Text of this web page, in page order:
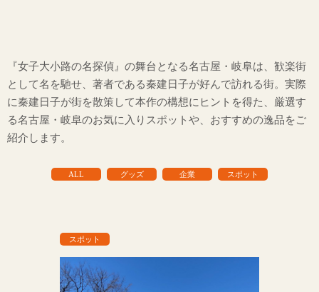
『女子大小路の名探偵』の舞台となる名古屋・岐阜は、歓楽街
として名を馳せ、著者である秦建日子が好んで訪れる街。実際
に秦建日子が街を散策して本作の構想にヒントを得た、厳選す
る名古屋・岐阜のお気に入りスポットや、おすすめの逸品をご
紹介します。
ALL グッズ 企業 スポット
スポット